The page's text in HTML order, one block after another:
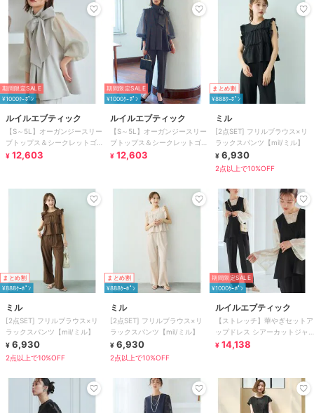
期間限定SALE
¥1000ｸｰﾎﾟﾝ
ルイルエブティック
【S～5L】オーガンジースリー
ブトップス＆シークレットゴ
ム・スリムテーパードパンツ
¥ 12,603
期間限定SALE
¥1000ｸｰﾎﾟﾝ
ルイルエブティック
【S～5L】オーガンジースリー
ブトップス＆シークレットゴ
ム・スリムテーパードパンツ
¥ 12,603
まとめ割
¥888ｸｰﾎﾟﾝ
ミル
[2点SET] フリルブラウス×リ
ラックスパンツ【mil/ミル】
¥ 6,930
2点以上で10%OFF
まとめ割
¥888ｸｰﾎﾟﾝ
ミル
[2点SET] フリルブラウス×リ
ラックスパンツ【mil/ミル】
¥ 6,930
2点以上で10%OFF
まとめ割
¥888ｸｰﾎﾟﾝ
ミル
[2点SET] フリルブラウス×リ
ラックスパンツ【mil/ミル】
¥ 6,930
2点以上で10%OFF
期間限定SALE
¥1000ｸｰﾎﾟﾝ
ルイルエブティック
【ストレッチ】華やぎセットア
ップドレス シアーカットジャ
カードトップス/セミワイドパ
¥ 14,138